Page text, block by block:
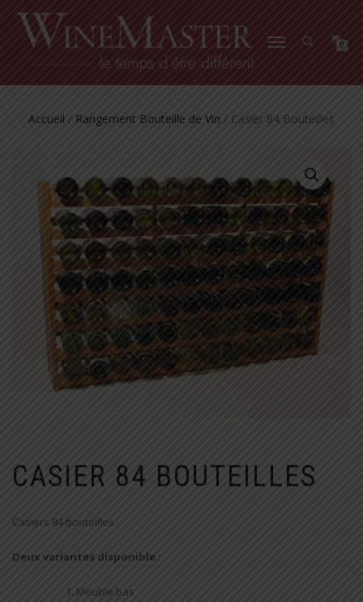
DÉPLIER
0
Accueil / Rangement Bouteille de Vin / Casier 84 Bouteilles
CASIER 84 BOUTEILLES
Casiers 84 bouteilles
Deux variantes disponible :
Meuble bas